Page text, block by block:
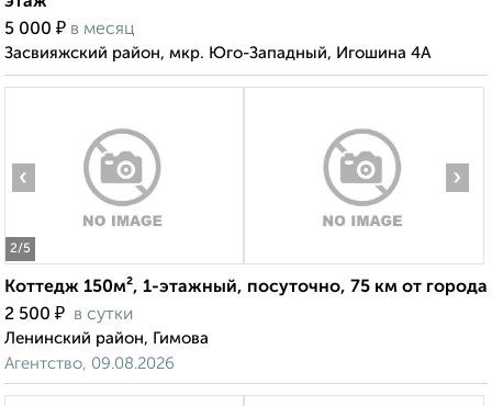
5 000 ₽ в месяц
Засвияжский район, мкр. Юго-Западный, Игошина 4А
2/5
‹ ›
Коттедж 150м², 1-этажный, посуточно, 75 км от города
2 500 ₽ в сутки
Ленинский район, Гимова
Агентство, 09.08.2026